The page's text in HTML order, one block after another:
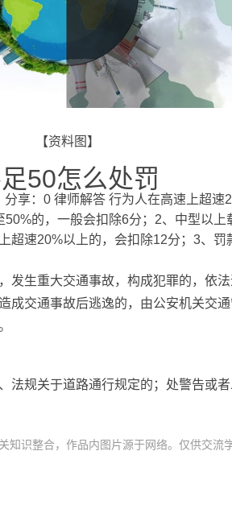
【资料图】
50怎么处罚
享：0 律师解答 行为人在高速上超速
的，一般会扣除6分；2、中型以上
超速20%以上的，会扣除12分；3、罚
发生重大交通事故，构成犯罪的，依
成交通事故后逃逸的，由公安机关交
法规关于道路通行规定的；处警告或
知识整合，作品内图片源于网络。仅供交流